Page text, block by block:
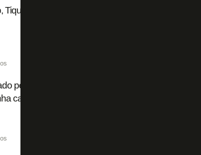
Tiquinho Soares deixa o Mirassol e acerta com o
pelo Botafogo, Camilo se declara: 'Foi marcante
carreira'